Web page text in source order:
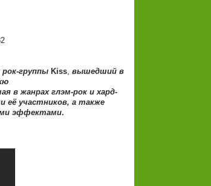
группы Kiss, вышедший в
в жанрах глэм-рок и хард-
её участников, а также
эффектами.